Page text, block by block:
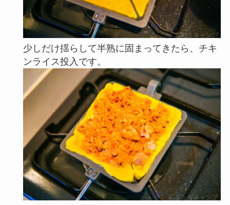
少しだけ揺らして半熟に固まってきたら、チキ
ンライス投入です。